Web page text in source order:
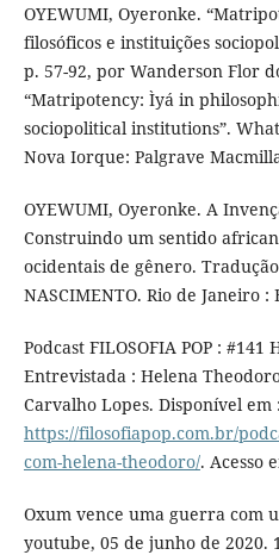
OYEWUMI, Oyeronke.
filosóficos e instituições
p. 57-92, por Wanderson Flor
“Matripotency: Ìyá in
sociopolitical institutions”.
Nova Iorque: Palgrave
OYEWUMI, Oyeronke. A
Construindo um sentido
ocidentais de gênero.
NASCIMENTO. Rio de Janeiro
Podcast FILOSOFIA POP :
Entrevistada : Helena
Carvalho Lopes. Disponível em :
https://filosofiapop.com.br/
com-helena-theodoro/. Acesso
Oxum vence uma guerra com
youtube, 05 de junho de 2020.